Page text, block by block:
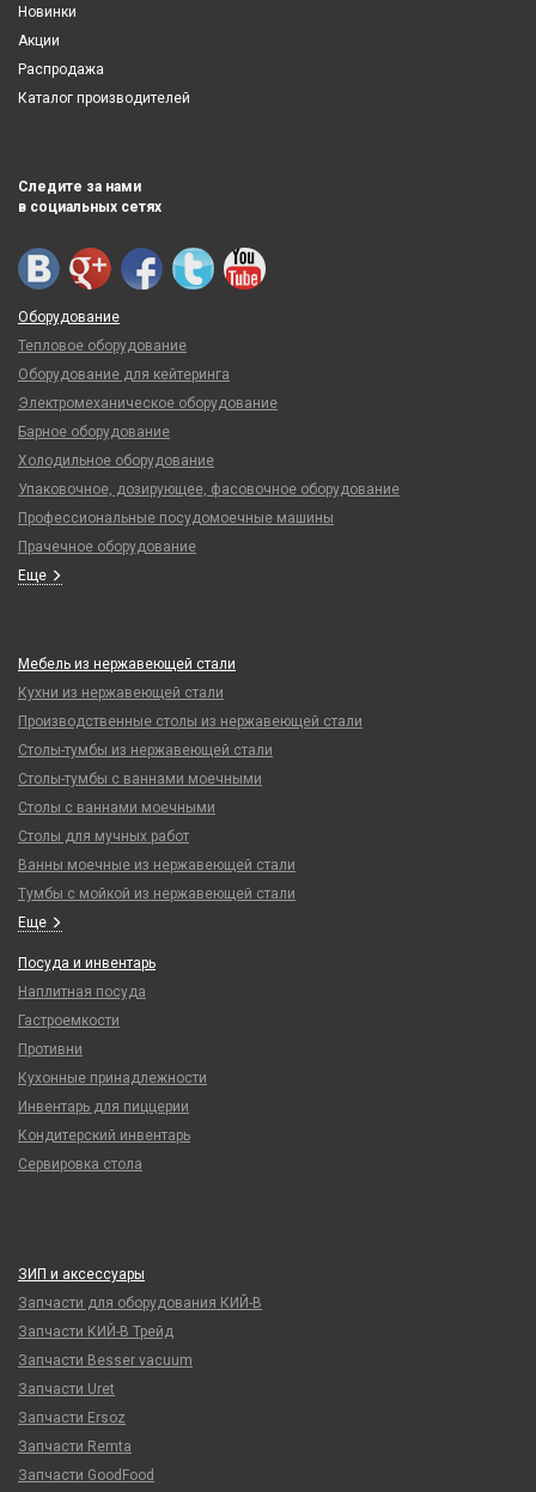
Новинки
Акции
Распродажа
Каталог производителей
Следите за нами
в социальных сетях
Оборудование
Тепловое оборудование
Оборудование для кейтеринга
Электромеханическое оборудование
Барное оборудование
Холодильное оборудование
Упаковочное, дозирующее, фасовочное оборудование
Профессиональные посудомоечные машины
Прачечное оборудование
Еще
Мебель из нержавеющей стали
Кухни из нержавеющей стали
Производственные столы из нержавеющей стали
Столы-тумбы из нержавеющей стали
Столы-тумбы с ваннами моечными
Столы с ваннами моечными
Столы для мучных работ
Ванны моечные из нержавеющей стали
Тумбы с мойкой из нержавеющей стали
Еще
Посуда и инвентарь
Наплитная посуда
Гастроемкости
Противни
Кухонные принадлежности
Инвентарь для пиццерии
Кондитерский инвентарь
Сервировка стола
ЗИП и аксессуары
Запчасти для оборудования КИЙ-В
Запчасти КИЙ-В Трейд
Запчасти Besser vacuum
Запчасти Uret
Запчасти Ersoz
Запчасти Remta
Запчасти GoodFood